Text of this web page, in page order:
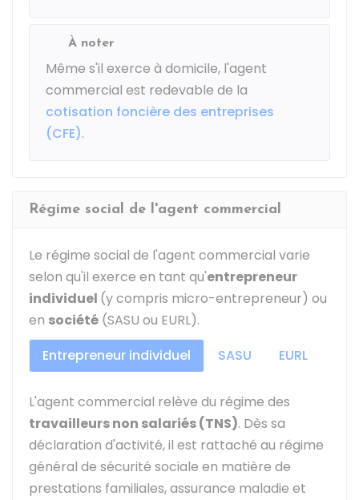
À noter
Même s'il exerce à domicile, l'agent
commercial est redevable de la
cotisation foncière des entreprises
(CFE).
Régime social de l'agent commercial
Le régime social de l'agent commercial varie
selon qu'il exerce en tant qu'entrepreneur
individuel (y compris micro-entrepreneur) ou
en société (SASU ou EURL).
Entrepreneur individuel
SASU EURL
L'agent commercial relève du régime des
travailleurs non salariés (TNS). Dès sa
déclaration d'activité, il est rattaché au régime
général de sécurité sociale en matière de
prestations familiales, assurance maladie et